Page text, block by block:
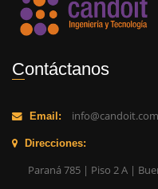
Contáctanos
Email:
Direcciones:
Paraná 785 | Piso 2 A |